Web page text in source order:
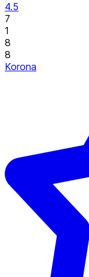
4.5
7
1
8
8
Korona